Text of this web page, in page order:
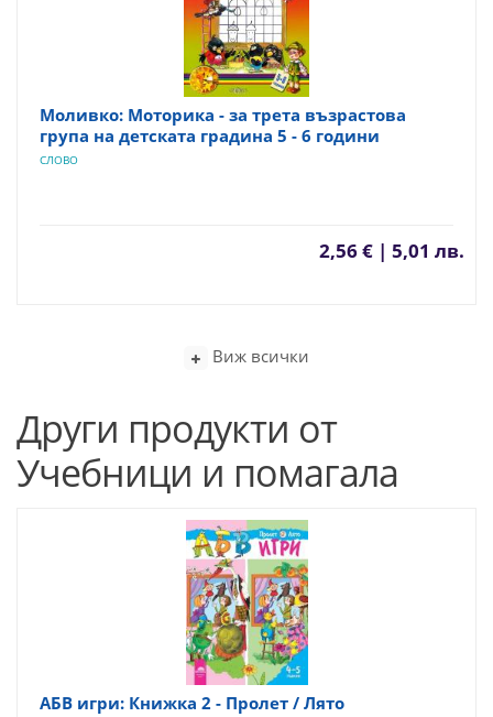
Моливко: Моторика - за трета възрастова
група на детската градина 5 - 6 години
СЛОВО
2,56 € | 5,01 лв.
Виж всички
Други продукти от
Учебници и помагала
АБВ игри: Книжка 2 - Пролет / Лято